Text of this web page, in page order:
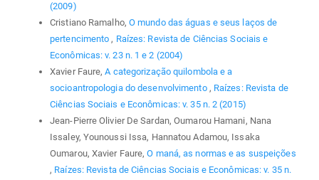
(2009)
Cristiano Ramalho, O mundo das águas e seus laços de
pertencimento, Raízes: Revista de Ciências Sociais e
Econômicas: v. 23 n. 1 e 2 (2004)
Xavier Faure,A categorização quilombola e a
socioantropologia do desenvolvimento , Raízes: Revista de
Ciências Sociais e Econômicas: v. 35 n. 2 (2015)
Jean-Pierre Olivier De Sardan, Oumarou Hamani, Nana
Issaley, Younoussi Issa, Hannatou Adamou, Issaka
Oumarou, Xavier Faure,O maná, as normas e as suspeições
, Raízes: Revista de Ciências Sociais e Econômicas: v. 35 n.